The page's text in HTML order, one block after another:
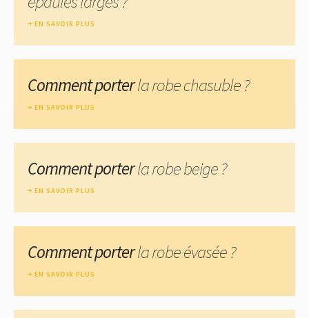
EN SAVOIR PLUS
Comment porterla robe chasuble ?
EN SAVOIR PLUS
Comment porterla robe beige ?
EN SAVOIR PLUS
Comment porterla robe évasée ?
EN SAVOIR PLUS